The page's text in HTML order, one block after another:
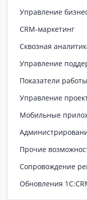
Управление
CRM-маркетинг
Сквозная
Управление
Показатели
Управление
Мобильные
Прочие
Сопровождение
Обновления